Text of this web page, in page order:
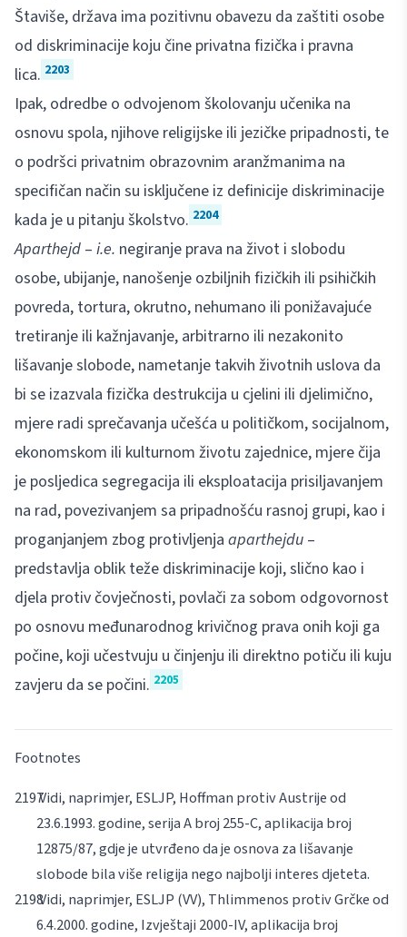
Štaviše, država ima pozitivnu obavezu da zaštiti osobe
od diskriminacije koju čine privatna fizička i pravna
lica. 2203
Ipak, odredbe o odvojenom školovanju učenika na
osnovu spola, njihove religijske ili jezičke pripadnosti, te
o podršci privatnim obrazovnim aranžmanima na
specifičan način su isključene iz definicije diskriminacije
kada je u pitanju školstvo. 2204
Aparthejd – i.e. negiranje prava na život i slobodu
osobe, ubijanje, nanošenje ozbiljnih fizičkih ili psihičkih
povreda, tortura, okrutno, nehumano ili ponižavajuće
tretiranje ili kažnjavanje, arbitrarno ili nezakonito
lišavanje slobode, nametanje takvih životnih uslova da
bi se izazvala fizička destrukcija u cjelini ili djelimično,
mjere radi sprečavanja učešća u političkom, socijalnom,
ekonomskom ili kulturnom životu zajednice, mjere čija
je posljedica segregacija ili eksploatacija prisiljavanjem
na rad, povezivanjem sa pripadnošću rasnoj grupi, kao i
proganjanjem zbog protivljenja aparthejdu –
predstavlja oblik teže diskriminacije koji, slično kao i
djela protiv čovječnosti, povlači za sobom odgovornost
po osnovu međunarodnog krivičnog prava onih koji ga
počine, koji učestvuju u činjenju ili direktno potiču ili kuju
zavjeru da se počini. 2205
Footnotes
Vidi, naprimjer, ESLJP, Hoffman protiv Austrije od
23.6.1993. godine, serija A broj 255-C, aplikacija broj
12875/87, gdje je utvrđeno da je osnova za lišavanje
slobode bila više religija nego najbolji interes djeteta.
Vidi, naprimjer, ESLJP (VV), Thlimmenos protiv Grčke od
6.4.2000. godine, Izvještaji 2000-IV, aplikacija broj